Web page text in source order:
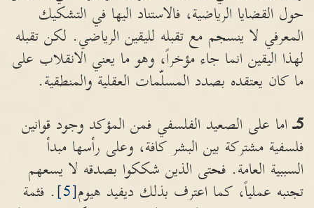
حول القضايا الرياضية، فالاستناد اليها في التشكيك
المعرفي لا ينسجم مع تقبله لليقين الرياضي. لكن تقبله
لهذا اليقين انما جاء مؤخراً، وهو ما يعني الانقلاب على
ما كان يعتقده بصدد المسلّمات العقلية والمنطقية.
5ـاما على الصعيد الفلسفي فمن المؤكد وجود قوانين
فلسفية مشتركة بين البشر كافة، وعلى رأسها مبدأ
السببية العامة. فحتى الذين شككوا بصدقه لا يسعهم
تجنبه عملياً، كما اعترف بذلك ديفيد هيوم[5]
. فثمة